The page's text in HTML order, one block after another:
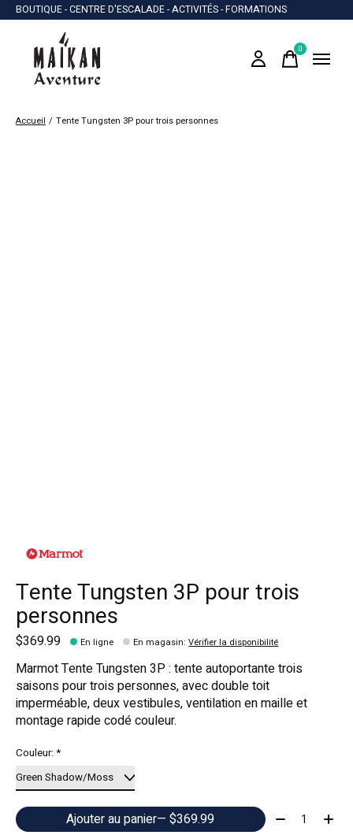
BOUTIQUE - CENTRE D'ESCALADE - ACTIVITÉS - FORMATIONS
0items
Accueil / Tente Tungsten 3P pour trois personnes
Tente Tungsten 3P pour trois
personnes
$369.99 En ligne En magasin:Vérifier la disponibilité
Marmot Tente Tungsten 3P : tente autoportante trois
saisons pour trois personnes, avec double toit
imperméable, deux vestibules, ventilation en maille et
montage rapide codé couleur.
Couleur:*
Ajouter au panier — $369.99 Quantité: